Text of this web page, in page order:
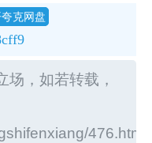
克网盘
场，如若转载，
476.html